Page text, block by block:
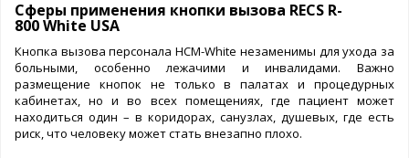
Сферы применения кнопки вызова RECS R-
800 White USA
Кнопка вызова персонала HCM-White незаменимы для ухода за
больными, особенно лежачими и инвалидами. Важно
размещение кнопок не только в палатах и процедурных
кабинетах, но и во всех помещениях, где пациент может
находиться один – в коридорах, санузлах, душевых, где есть
риск, что человеку может стать внезапно плохо.